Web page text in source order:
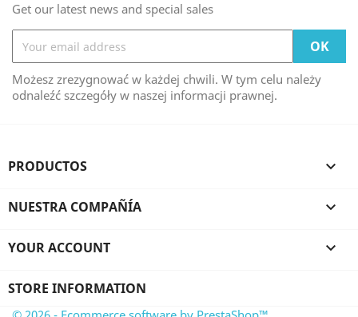
Get our latest news and special sales
Możesz zrezygnować w każdej chwili. W tym celu należy
odnaleźć szczegóły w naszej informacji prawnej.
PRODUCTOS 
NUESTRA COMPAÑÍA 
YOUR ACCOUNT 
STORE INFORMATION